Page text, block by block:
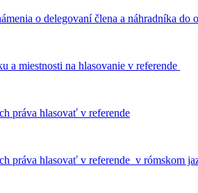
o delegovaní člena a náhradníka
a miestnosti na hlasovanie v referende
práva hlasovať v referende
práva hlasovať v referende v rómskom